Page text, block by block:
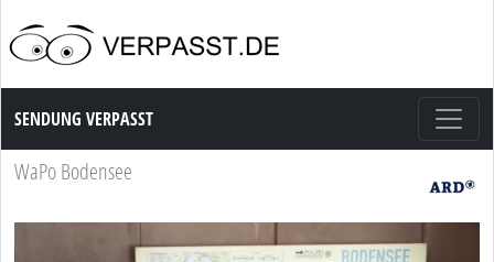
Sendung Verpasst
SENDUNG VERPASST
WaPo Bodensee